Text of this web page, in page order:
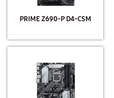
PRIME Z690-P D4-CSM